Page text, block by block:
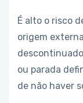
É alto o risco
origem
ou parada
de não haver